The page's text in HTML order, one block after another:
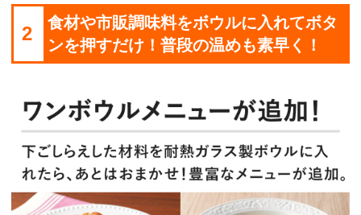
2
食材や市販調味料をボウルに入れてボタ
ンを押すだけ！普段の温めも素早く！